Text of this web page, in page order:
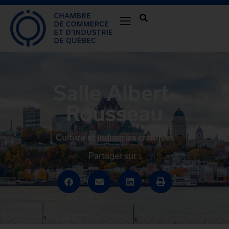
Salle Albert-
Rousseau
Culture et industries créatives
Partager sur :